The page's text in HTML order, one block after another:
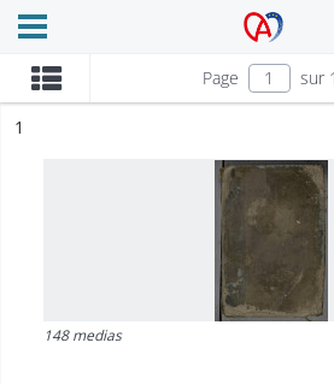
Archives Alsace -
Ouvrir le menu déroulant
Page sur 1
n°
1
148 medias